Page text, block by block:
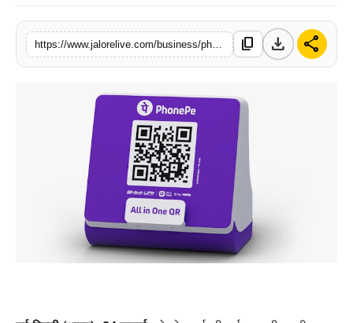
मनोरंजन content_copy download share